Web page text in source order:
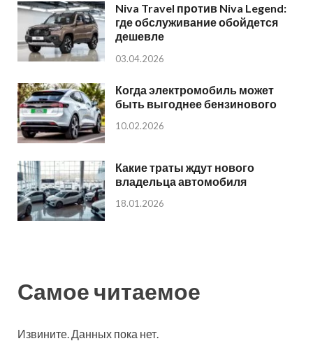
Niva Travel против Niva Legend:
где обслуживание обойдется
дешевле
03.04.2026
Когда электромобиль может
быть выгоднее бензинового
10.02.2026
Какие траты ждут нового
владельца автомобиля
18.01.2026
Самое читаемое
Извините. Данных пока нет.